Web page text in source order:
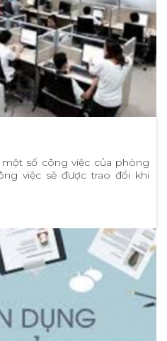
một số công việc của phòng
việc sẽ được trao đổi khi